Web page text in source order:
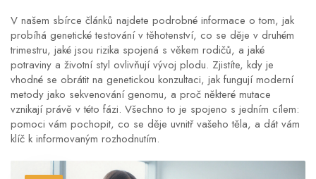
V našem sbírce článků najdete podrobné informace o tom, jak
probíhá genetické testování v těhotenství, co se děje v druhém
trimestru, jaké jsou rizika spojená s věkem rodičů, a jaké
potraviny a životní styl ovlivňují vývoj plodu. Zjistíte, kdy je
vhodné se obrátit na genetickou konzultaci, jak fungují moderní
metody jako sekvenování genomu, a proč některé mutace
vznikají právě v této fázi. Všechno to je spojeno s jedním cílem:
pomoci vám pochopit, co se děje uvnitř vašeho těla, a dát vám
klíč k informovaným rozhodnutím.